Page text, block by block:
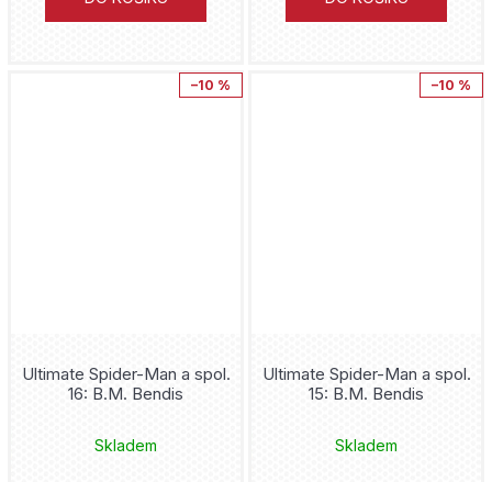
–10 %
Ultimate Spider-Man a spol.
16: B.M. Bendis
Skladem
–10 %
Ultimate Spider-Man a spol.
15: B.M. Bendis
Skladem